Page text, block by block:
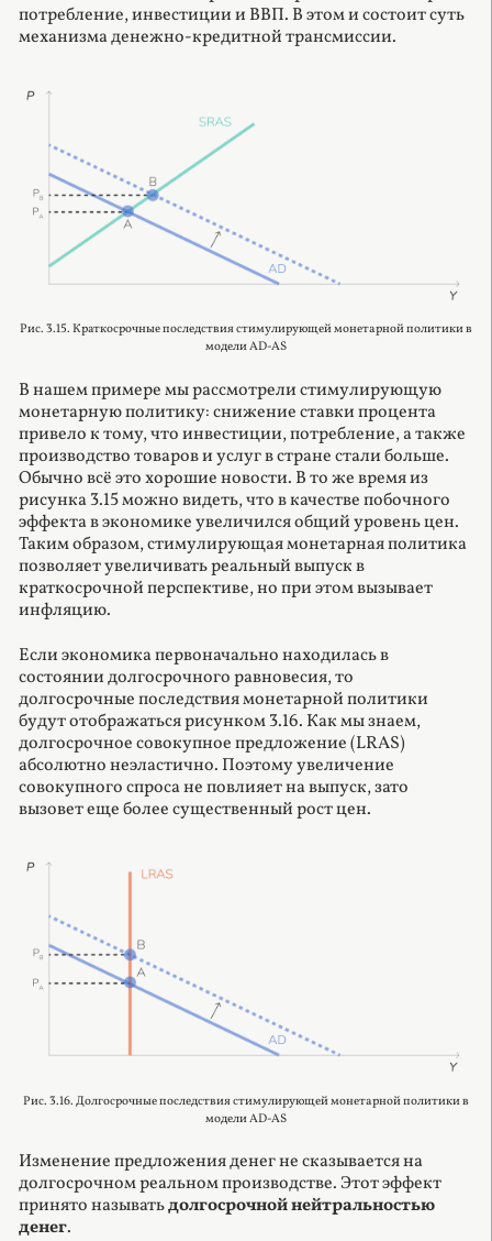
потребление, инвестиции и ВВП. В этом и состоит суть
механизма денежно-кредитной трансмиссии.
Рис. 3.15. Краткосрочные последствия стимулирующей монетарной политики в
модели AD-AS
В нашем примере мы рассмотрели стимулирующую
монетарную политику: снижение ставки процента
привело к тому, что инвестиции, потребление, а также
производство товаров и услуг в стране стали больше.
Обычно всё это хорошие новости. В то же время из
рисунка 3.15 можно видеть, что в качестве побочного
эффекта в экономике увеличился общий уровень цен.
Таким образом, стимулирующая монетарная политика
позволяет увеличивать реальный выпуск в
краткосрочной перспективе, но при этом вызывает
инфляцию.
Если экономика первоначально находилась в
состоянии долгосрочного равновесия, то
долгосрочные последствия монетарной политики
будут отображаться рисунком 3.16. Как мы знаем,
долгосрочное совокупное предложение (LRAS)
абсолютно неэластично. Поэтому увеличение
совокупного спроса не повлияет на выпуск, зато
вызовет еще более существенный рост цен.
Рис. 3.16. Долгосрочные последствия стимулирующей монетарной политики в
модели AD-AS
Изменение предложения денег не сказывается на
долгосрочном реальном производстве. Этот эффект
принято называтьдолгосрочной нейтральностью
денег.